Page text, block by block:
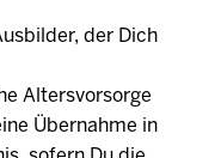
der Dich
Altersvorsorge
Übernahme in